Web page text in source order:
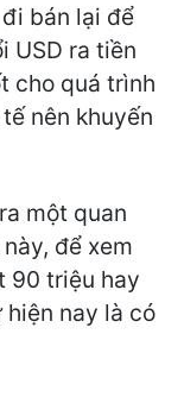
bán lại để
USD ra tiền
cho quá trình
nên khuyến
một quan
để xem
90 triệu hay
nay là có